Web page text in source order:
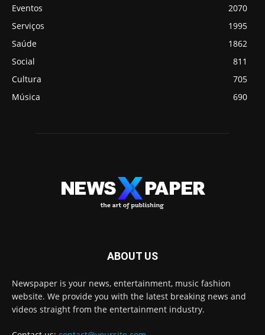
Eventos
2070
Serviços
1995
Saúde
1862
Social
811
Cultura
705
Música
690
ABOUT US
Newspaper is your news, entertainment, music fashion
website. We provide you with the latest breaking news and
videos straight from the entertainment industry.